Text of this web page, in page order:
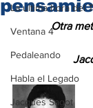
La ultima hora del
Ventana 4
Pedaleando
Habla el Legado
Jacques Sagot